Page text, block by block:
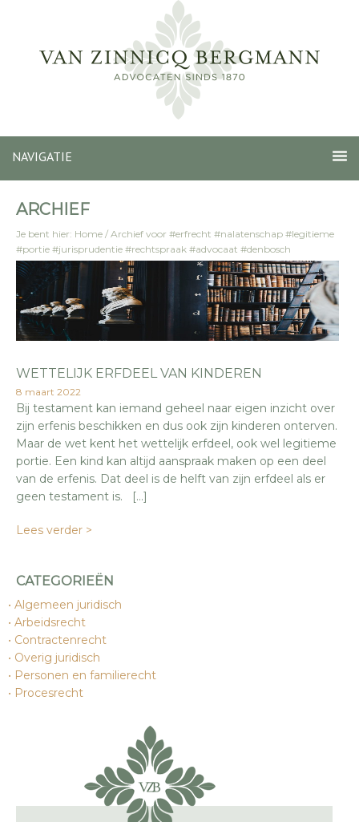
NAVIGATIE
ARCHIEF
Je bent hier: Home / Archief voor #erfrecht #nalatenschap #legitieme
#portie #jurisprudentie #rechtspraak #advocaat #denbosch
#zinnicqbergmann #blogpost
WETTELIJK ERFDEEL VAN KINDEREN
8 maart 2022
Bij testament kan iemand geheel naar eigen inzicht over
zijn erfenis beschikken en dus ook zijn kinderen onterven.
Maar de wet kent het wettelijk erfdeel, ook wel legitieme
portie. Een kind kan altijd aanspraak maken op een deel
van de erfenis. Dat deel is de helft van zijn erfdeel als er
geen testament is. […]
Lees verder >
CATEGORIEËN
Algemeen juridisch
Arbeidsrecht
Contractenrecht
Overig juridisch
Personen en familierecht
Procesrecht